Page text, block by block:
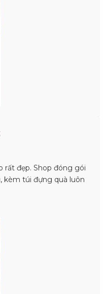
rất đẹp. Shop đóng gói
kèm túi đựng quà luôn